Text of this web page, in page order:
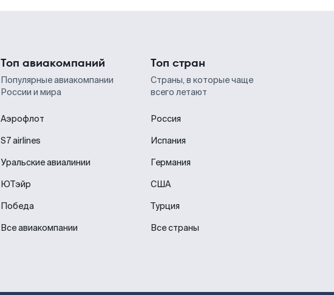
Топ авиакомпаний
Популярные авиакомпании
России и мира
Аэрофлот
S7 airlines
Уральские авиалинии
ЮТэйр
Победа
Все авиакомпании
Топ стран
Страны, в которые чаще
всего летают
Россия
Испания
Германия
США
Турция
Все страны